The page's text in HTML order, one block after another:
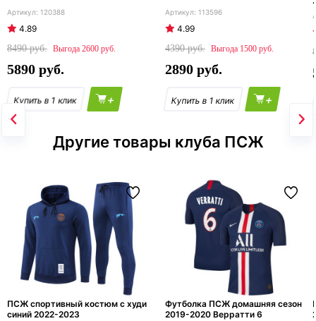
120388
4.89
8490
2600
5890
+
113596
4.99
4390
1500
2890
+
Другие товары клуба ПСЖ
ПСЖ спортивный костюм с худи
синий 2022-2023
Футболка ПСЖ домашняя сезон
2019-2020 Верратти 6